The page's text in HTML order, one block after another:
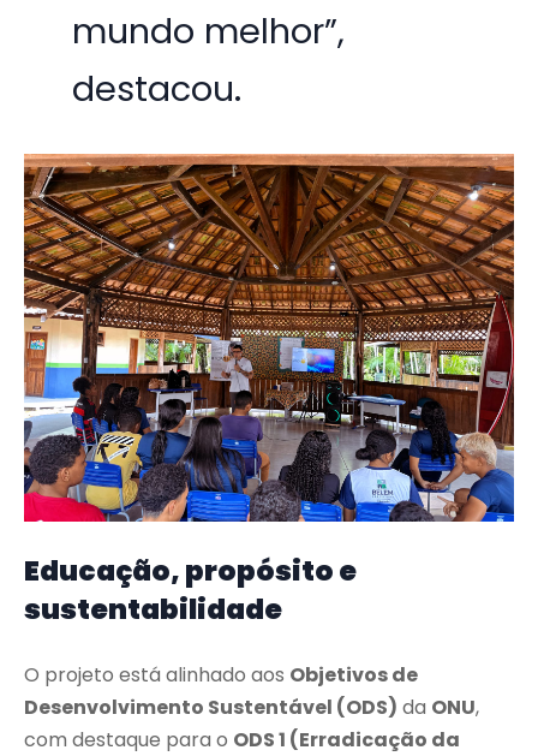
mundo melhor”,
destacou.
Educação, propósito e
sustentabilidade
O projeto está alinhado aos Objetivos de
Desenvolvimento Sustentável (ODS) da ONU,
com destaque para o ODS 1 (Erradicação da